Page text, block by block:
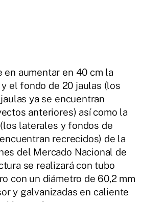
en aumentar en 40 cm la
el fondo de 20 jaulas (los
ya se encuentran
anteriores) así como la
laterales y fondos de
recrecidos) de la
del Mercado Nacional de
se realizará con tubo
con un diámetro de 60,2 mm
y galvanizadas en caliente